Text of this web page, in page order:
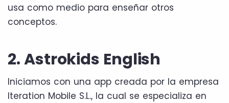
usa como medio para enseñar otros
conceptos.
2. Astrokids English
Iniciamos con una app creada por la empresa
Iteration Mobile S.L., la cual se especializa en